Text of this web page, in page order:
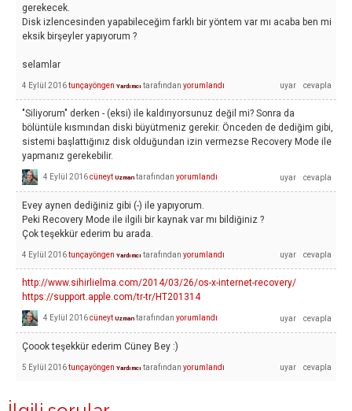
gerekecek.
Disk izlencesinden yapabileceğim farklı bir yöntem var mı acaba ben mi
eksik birşeyler yapıyorum ?
selamlar
4 Eylül 2016tunçayöngen Yardımcı tarafından yorumlandı
"Siliyorum" derken - (eksi) ile kaldırıyorsunuz değil mi? Sonra da
bölüntüle kısmından diski büyütmeniz gerekir. Önceden de dediğim gibi,
sistemi başlattığınız disk olduğundan izin vermezse Recovery Mode ile
yapmanız gerekebilir.
4 Eylül 2016cüneyt Uzman tarafından yorumlandı
Evey aynen dediğiniz gibi (-) ile yapıyorum.
Peki Recovery Mode ile ilgili bir kaynak var mı bildiğiniz ?
Çok teşekkür ederim bu arada.
4 Eylül 2016tunçayöngen Yardımcı tarafından yorumlandı
http://www.sihirlielma.com/2014/03/26/os-x-internet-recovery/
https://support.apple.com/tr-tr/HT201314
4 Eylül 2016cüneyt Uzman tarafından yorumlandı
Çoook teşekkür ederim Cüney Bey :)
5 Eylül 2016tunçayöngen Yardımcı tarafından yorumlandı